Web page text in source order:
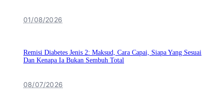
01/08/2026
Remisi Diabetes Jenis 2: Maksud, Cara Capai, Siapa Yang Sesuai
Dan Kenapa Ia Bukan Sembuh Total
08/07/2026